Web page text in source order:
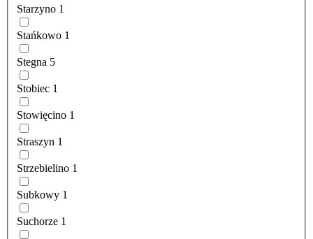
Starzyno 1
Stańkowo 1
Stegna 5
Stobiec 1
Stowięcino 1
Straszyn 1
Strzebielino 1
Subkowy 1
Suchorze 1